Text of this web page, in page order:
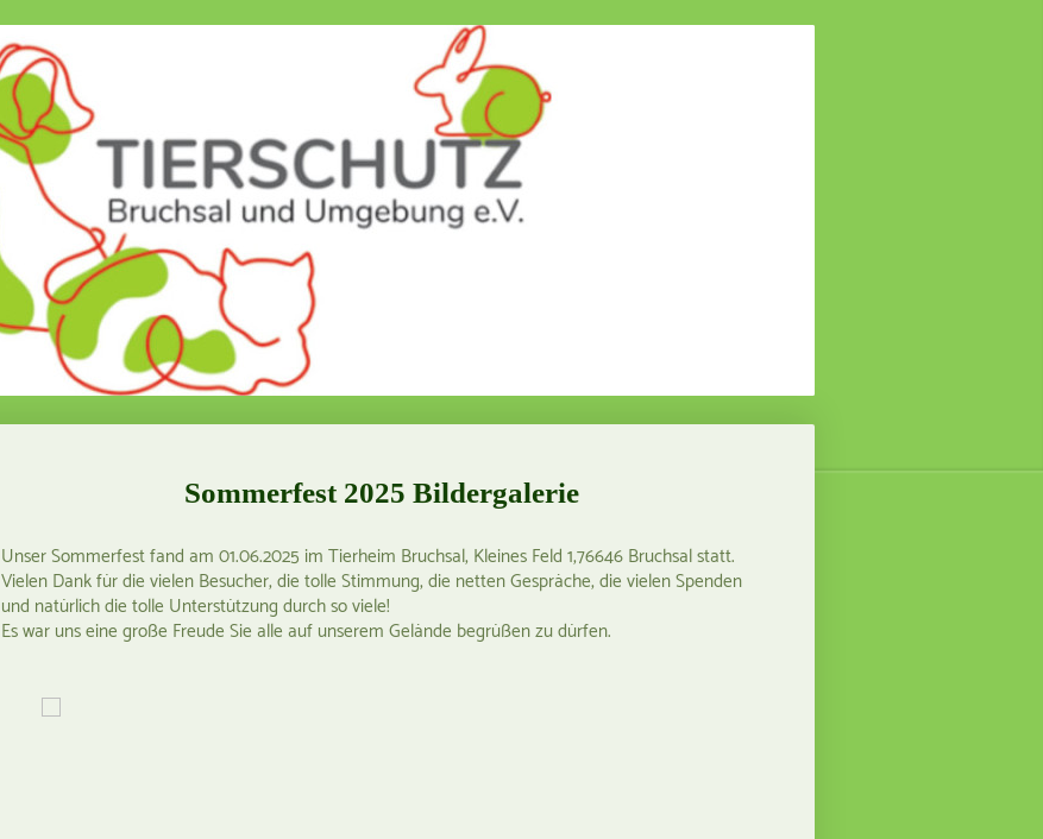
Sommerfest 2025 Bildergalerie
Unser Sommerfest fand am 01.06.2025 im Tierheim Bruchsal, Kleines Feld 1,76646 Bruchsal statt.
Vielen Dank für die vielen Besucher, die tolle Stimmung, die netten Gespräche, die vielen Spenden
und natürlich die tolle Unterstützung durch so viele!
Es war uns eine große Freude Sie alle auf unserem Gelände begrüßen zu dürfen.